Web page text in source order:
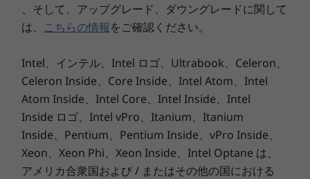
状態でも，USBポート経由で他のデバイスを充電
できます。
パワフルなパフォーマンス
インテル Core プロセッサー、PCIe NVMe SSDを
搭載。ムービーのダウンロード、写真やビデオの
保存など、簡単でスピーディーなマルチタスクが
可能です。
、そして、アップグレード、ダウングレードに関して
は、 こちらの情報をご確認ください。
Intel、インテル、Intel ロゴ、Ultrabook、Celeron、
Celeron Inside、Core Inside、Intel Atom、Intel
Atom Inside、Intel Core、Intel Inside、Intel
Inside ロゴ、Intel vPro、Itanium、Itanium
Inside、Pentium、Pentium Inside、vPro Inside、
Xeon、Xeon Phi、Xeon Inside、Intel Optane は、
アメリカ合衆国および / またはその他の国における